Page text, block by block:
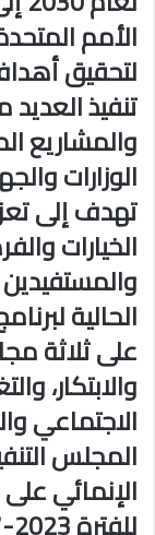
الأمم
لتحقيق
تنفيذ العديد
والمشاريع
الوزارات
تهدف إلى
الخيارات
الحالية
على ثلاثة
والابتكار،
الاجتماعي
المجلس
الإنمائي